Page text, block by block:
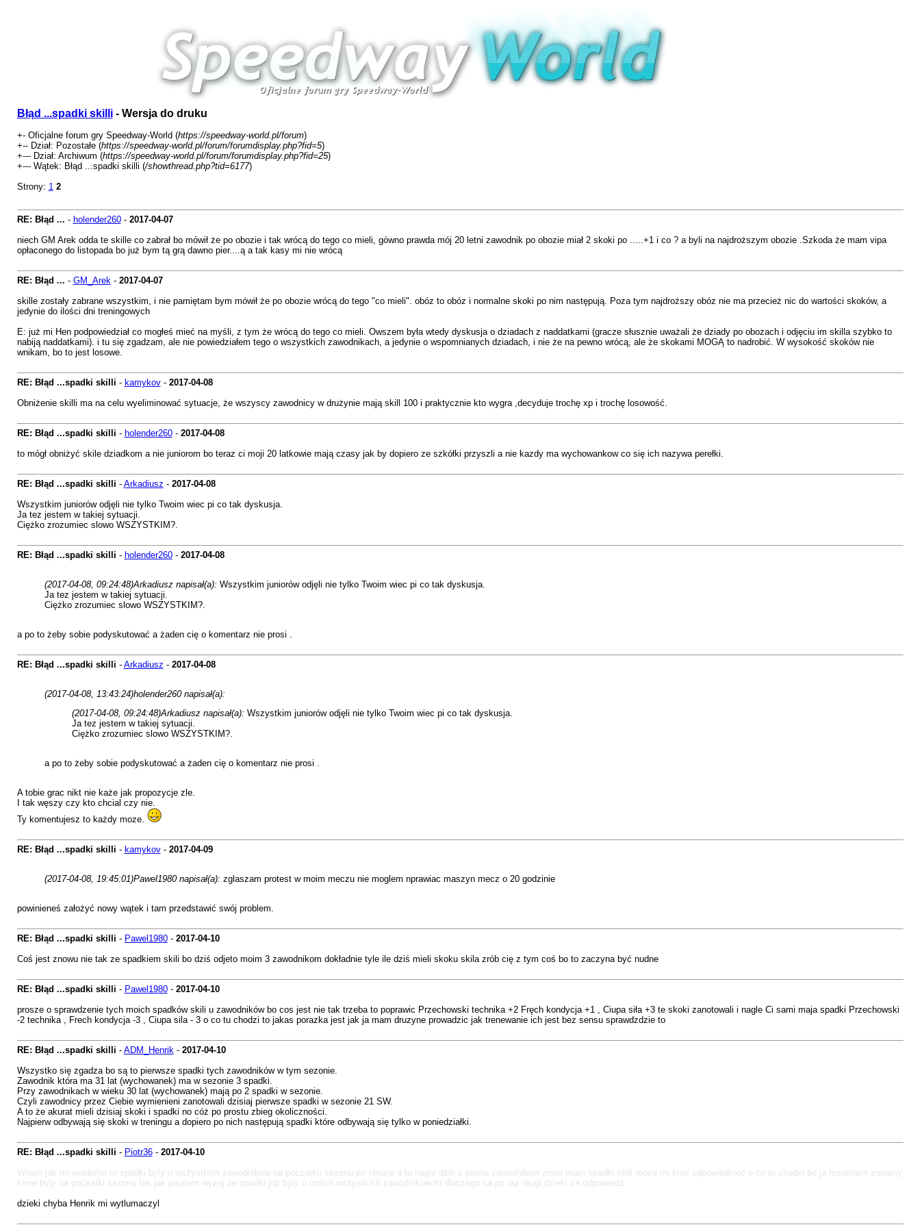
Błąd ...spadki skilli- Wersja do druku
+- Oficjalne forum gry Speedway-World (https://speedway-world.pl/forum)
+-- Dział: Pozostałe (https://speedway-world.pl/forum/forumdisplay.php?fid=5)
+--- Dział: Archiwum (https://speedway-world.pl/forum/forumdisplay.php?fid=25)
+--- Wątek: Błąd ...spadki skilli (/showthread.php?tid=6177)
Strony: 1 2
RE: Błąd ... - holender260- 2017-04-07
niech GM Arek odda te skille co zabrał bo mówił że po obozie i tak wrócą do tego co mieli, gówno prawda mój 20 letni zawodnik po obozie miał 2 skoki po .....+1 i co ? a byli na najdroższym obozie .Szkoda że mam vipa
opłaconego do listopada bo już bym tą grą dawno pier....ą a tak kasy mi nie wrócą
RE: Błąd ... - GM_Arek- 2017-04-07
skille zostały zabrane wszystkim, i nie pamiętam bym mówił że po obozie wrócą do tego "co mieli". obóz to obóz i normalne skoki po nim następują. Poza tym najdroższy obóz nie ma przecież nic do wartości skoków, a
jedynie do ilości dni treningowych
E: już mi Hen podpowiedział co mogłeś mieć na myśli, z tym że wrócą do tego co mieli. Owszem była wtedy dyskusja o dziadach z naddatkami (gracze słusznie uważali że dziady po obozach i odjęciu im skilla szybko to
nabiją naddatkami). i tu się zgadzam, ale nie powiedziałem tego o wszystkich zawodnikach, a jedynie o wspomnianych dziadach, i nie że na pewno wrócą, ale że skokami MOGĄ to nadrobić. W wysokość skoków nie
wnikam, bo to jest losowe.
RE: Błąd ...spadki skilli - kamykov- 2017-04-08
Obniżenie skilli ma na celu wyeliminować sytuacje, że wszyscy zawodnicy w drużynie mają skill 100 i praktycznie kto wygra ,decyduje trochę xp i trochę losowość.
RE: Błąd ...spadki skilli - holender260- 2017-04-08
to mógł obniżyć skile dziadkom a nie juniorom bo teraz ci moji 20 latkowie mają czasy jak by dopiero ze szkółki przyszli a nie kazdy ma wychowankow co się ich nazywa perełki.
RE: Błąd ...spadki skilli - Arkadiusz - 2017-04-08
Wszystkim juniorów odjęli nie tylko Twoim wiec pi co tak dyskusja.
Ja tez jestem w takiej sytuacji.
Ciężko zrozumiec slowo WSZYSTKIM?.
RE: Błąd ...spadki skilli - holender260- 2017-04-08
(2017-04-08, 09:24:48)Arkadiusz napisał(a): Wszystkim juniorów odjęli nie tylko Twoim wiec pi co tak dyskusja.
Ja tez jestem w takiej sytuacji.
Ciężko zrozumiec slowo WSZYSTKIM?.
a po to żeby sobie podyskutować a żaden cię o komentarz nie prosi .
RE: Błąd ...spadki skilli - Arkadiusz - 2017-04-08
(2017-04-08, 13:43:24)holender260 napisał(a):
(2017-04-08, 09:24:48)Arkadiusz napisał(a): Wszystkim juniorów odjęli nie tylko Twoim wiec pi co tak dyskusja.
Ja tez jestem w takiej sytuacji.
Ciężko zrozumiec slowo WSZYSTKIM?.
a po to żeby sobie podyskutować a żaden cię o komentarz nie prosi .
A tobie grac nikt nie każe jak propozycje zle.
I tak węszy czy kto chcial czy nie.
Ty komentujesz to każdy moze.
RE: Błąd ...spadki skilli - kamykov- 2017-04-09
(2017-04-08, 19:45:01)Pawel1980 napisał(a): zglaszam protest w moim meczu nie moglem nprawiac maszyn mecz o 20 godzinie
powinieneś założyć nowy wątek i tam przedstawić swój problem.
RE: Błąd ...spadki skilli - Pawel1980- 2017-04-10
Coś jest znowu nie tak ze spadkiem skili bo dziś odjeto moim 3 zawodnikom dokładnie tyle ile dziś mieli skoku skila zrób cię z tym coś bo to zaczyna być nudne
RE: Błąd ...spadki skilli - Pawel1980- 2017-04-10
prosze o sprawdzenie tych moich spadków skili u zawodników bo cos jest nie tak trzeba to poprawic Przechowski technika +2 Fręch kondycja +1 , Ciupa siła +3 te skoki zanotowali i nagle Ci sami maja spadki Przechowski
-2 technika , Frech kondycja -3 , Ciupa sila - 3 o co tu chodzi to jakas porazka jest jak ja mam druzyne prowadzic jak trenewanie ich jest bez sensu sprawdzdzie to
RE: Błąd ...spadki skilli - ADM_Henrik- 2017-04-10
Wszystko się zgadza bo są to pierwsze spadki tych zawodników w tym sezonie.
Zawodnik która ma 31 lat (wychowanek) ma w sezonie 3 spadki.
Przy zawodnikach w wieku 30 lat (wychowanek) mają po 2 spadki w sezonie.
Czyli zawodnicy przez Ciebie wymienieni zanotowali dzisiaj pierwsze spadki w sezonie 21 SW.
A to że akurat mieli dzisiaj skoki i spadki no cóż po prostu zbieg okoliczności.
Najpierw odbywają się skoki w treningu a dopiero po nich następują spadki które odbywają się tylko w poniedziałki.
RE: Błąd ...spadki skilli - Piotr36- 2017-04-10
Witam jak mi wiadomo to spadki byly u wszystkich zawodnikow na poczatku sezonu po obozie a tu nagle dzis u pieciu zawodnikow znow mam spadki skili moze mi ktos odpowiedziec o co tu chodzi bo ja rozumiem zmiamy
ktore byly na poczatki sezonu tak jak pisalem wyzej ze spadki juz byly u moich wszystkich zawodnikow to dlaczego sa po raz drugi dzieki za odpowiedz
dzieki chyba Henrik mi wytlumaczyl